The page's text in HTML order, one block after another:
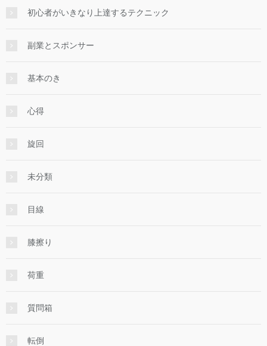
初心者がいきなり上達するテクニック
副業とスポンサー
基本のき
心得
旋回
未分類
目線
膝擦り
荷重
質問箱
転倒